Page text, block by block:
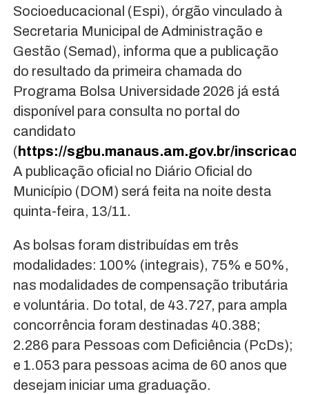
Socioeducacional (Espi), órgão vinculado à
Secretaria Municipal de Administração e
Gestão (Semad), informa que a publicação
do resultado da primeira chamada do
Programa Bolsa Universidade 2026 já está
disponível para consulta no portal do
candidato
(https://sgbu.manaus.am.gov.br/inscricao
A publicação oficial no Diário Oficial do
Município (DOM) será feita na noite desta
quinta-feira, 13/11.
As bolsas foram distribuídas em três
modalidades: 100% (integrais), 75% e 50%,
nas modalidades de compensação tributária
e voluntária. Do total, de 43.727, para ampla
concorrência foram destinadas 40.388;
2.286 para Pessoas com Deficiência (PcDs);
e 1.053 para pessoas acima de 60 anos que
desejam iniciar uma graduação.